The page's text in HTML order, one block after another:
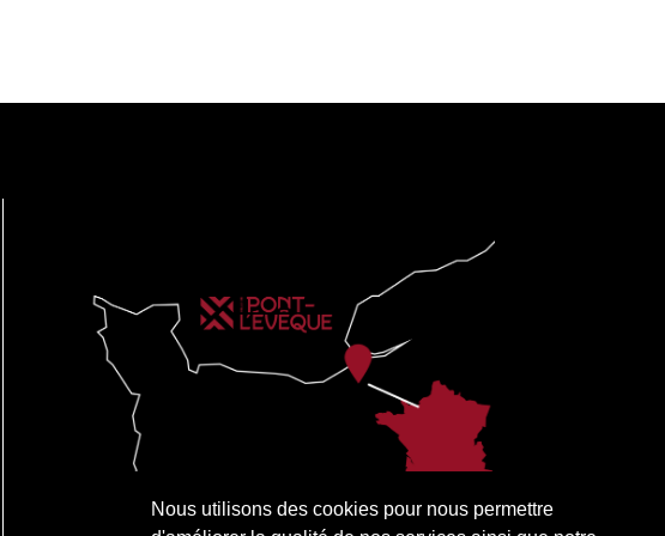
Nous utilisons des cookies pour nous permettre